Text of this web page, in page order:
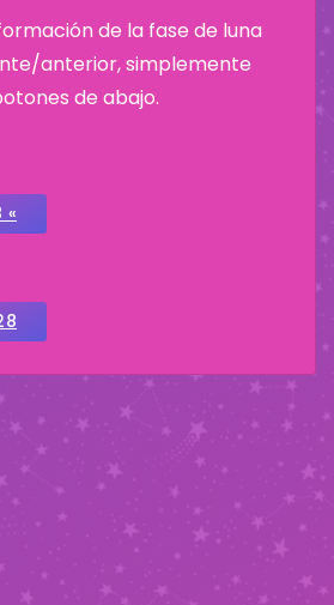
de la fase de luna
anterior, simplemente
de abajo.
«